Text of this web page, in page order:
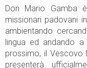
e
”
r
a
l
e
i
n
Don Mario Gamba
missionari padovani
ambientando
lingua ed andando
prossimo, il Vescovo
presenterà